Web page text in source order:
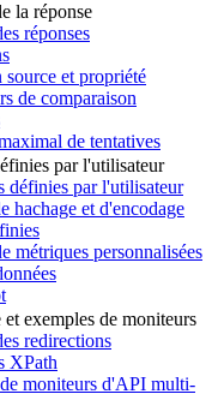
la réponse
réponses
source et propriété
de comparaison
de tentatives
par l'utilisateur
définies par l'utilisateur
hachage et d'encodage
métriques personnalisées
et exemples de moniteurs
redirections
XPath
moniteurs d'API multi-